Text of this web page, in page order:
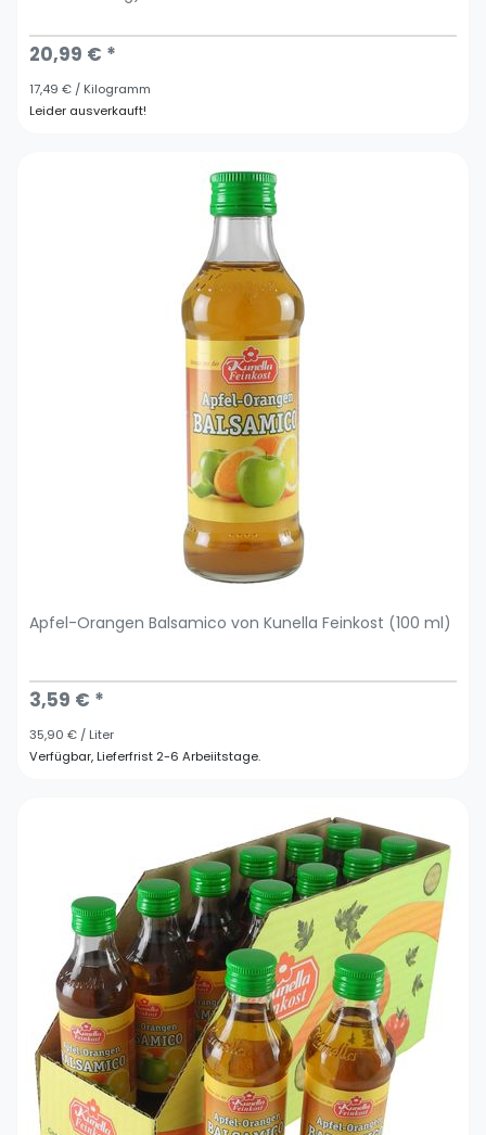
20,99 € *
17,49 € / Kilogramm
Leider ausverkauft!
Apfel-Orangen Balsamico von Kunella Feinkost (100 ml)
3,59 € *
35,90 € / Liter
Verfügbar, Lieferfrist 2-6 Arbeiitstage.